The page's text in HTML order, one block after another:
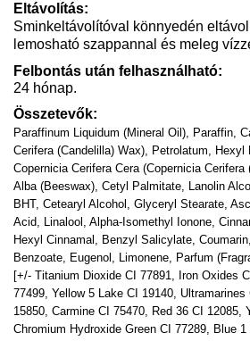
Eltávolítás:
Sminkeltávolítóval könnyedén
lemosható szappannal és meleg
Felbontás után felhasználható:
24 hónap.
Összetevők:
Paraffinum Liquidum (Mineral Oil), Paraffin,
Cerifera (Candelilla) Wax), Petrolatum, Hexyl
Copernicia Cerifera Cera (Copernicia Cerifera
Alba (Beeswax), Cetyl Palmitate, Lanolin
BHT, Cetearyl Alcohol, Glyceryl Stearate,
Acid, Linalool, Alpha-Isomethyl Ionone,
Hexyl Cinnamal, Benzyl Salicylate,
Benzoate, Eugenol, Limonene, Parfum
[+/- Titanium Dioxide CI 77891, Iron Oxides
77499, Yellow 5 Lake CI 19140,
15850, Carmine CI 75470, Red 36 CI 12085,
Chromium Hydroxide Green CI 77289, Blue 1